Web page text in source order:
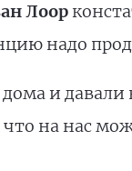
Лоор
надо
и
что на нас